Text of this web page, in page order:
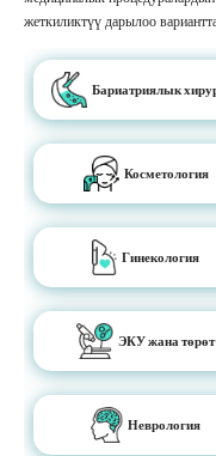
жеткиликтүү дарылоо
Бариатриялык
Косметология
Гинекология
ЭКУ жана төрөт
Неврология